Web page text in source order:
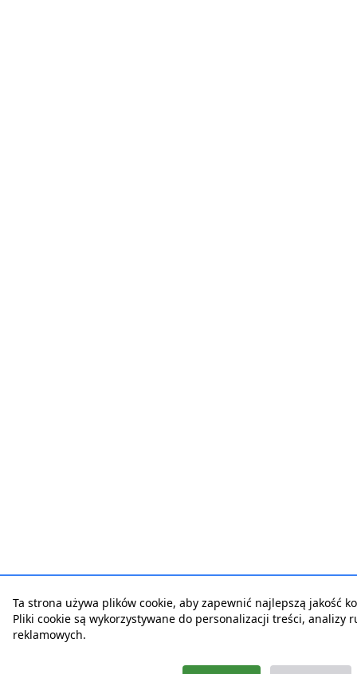
Ta strona używa plików cookie, aby zapewnić najlepszą jakość
Pliki cookie są wykorzystywane do personalizacji treści, analizy
reklamowych.